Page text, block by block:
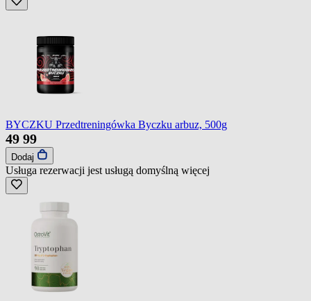
BYCZKU Przedtreningówka Byczku arbuz, 500g
49 99
Dodaj
Usługa rezerwacji jest usługą domyślną więcej